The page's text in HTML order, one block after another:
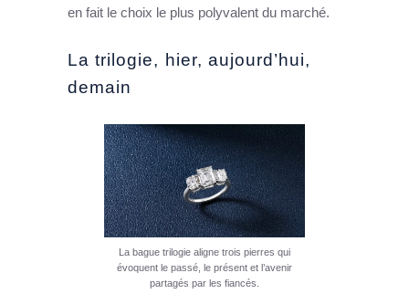
en fait le choix le plus polyvalent du marché.
La trilogie, hier, aujourd’hui,
demain
La bague trilogie aligne trois pierres qui
évoquent le passé, le présent et l’avenir
partagés par les fiancés.